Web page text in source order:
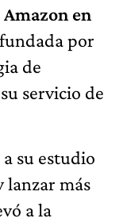
en
por
de
servicio de
su estudio
lanzar más
a la